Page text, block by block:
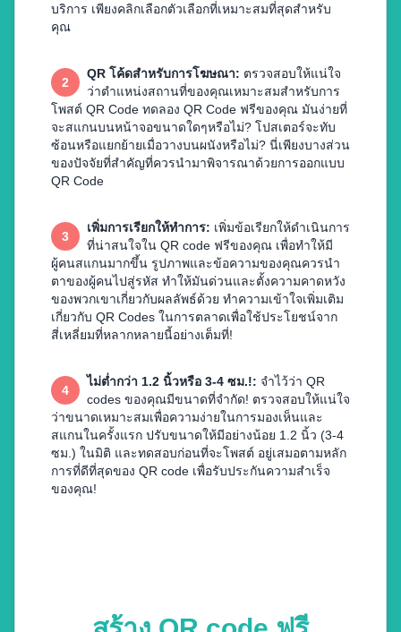
บริการ เพียงคลิกเลือกตัวเลือกที่เหมาะสมที่สุดสำหรับ
คุณ
2
QR โค้ดสำหรับการโฆษณา: ตรวจสอบให้แน่ใจ
ว่าตำแหน่งสถานที่ของคุณเหมาะสมสำหรับการ
โพสต์ QR Code ทดลอง QR Code ฟรีของคุณ มันง่ายที่
จะสแกนบนหน้าจอขนาดใดๆหรือไม่? โปสเตอร์จะทับ
ซ้อนหรือแยกย้ายเมื่อวางบนผนังหรือไม่? นี่เพียงบางส่วน
ของปัจจัยที่สำคัญที่ควรนำมาพิจารณาด้วยการออกแบบ
QR Code
3
เพิ่มการเรียกให้ทำการ: เพิ่มข้อเรียกให้ดำเนินการ
ที่น่าสนใจใน QR code ฟรีของคุณ เพื่อทำให้มี
ผู้คนสแกนมากขึ้น รูปภาพและข้อความของคุณควรนำ
ตาของผู้คนไปสู่รหัส ทำให้มันด่วนและตั้งความคาดหวัง
ของพวกเขาเกี่ยวกับผลลัพธ์ด้วย ทำความเข้าใจเพิ่มเติม
เกี่ยวกับ QR Codes ในการตลาดเพื่อใช้ประโยชน์จาก
สี่เหลี่ยมที่หลากหลายนี้อย่างเต็มที่!
4
ไม่ต่ำกว่า 1.2 นิ้วหรือ 3-4 ซม.!: จำไว้ว่า QR
codes ของคุณมีขนาดที่จำกัด! ตรวจสอบให้แน่ใจ
ว่าขนาดเหมาะสมเพื่อความง่ายในการมองเห็นและ
สแกนในครั้งแรก ปรับขนาดให้มีอย่างน้อย 1.2 นิ้ว (3-4
ซม.) ในมิติ และทดสอบก่อนที่จะโพสต์ อยู่เสมอตามหลัก
การที่ดีที่สุดของ QR code เพื่อรับประกันความสำเร็จ
ของคุณ!